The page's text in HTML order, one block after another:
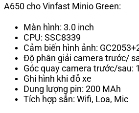
A650 cho Vinfast Minio Green:
Màn hình: 3.0 inch
CPU: SSC8339
Cảm biến hình ảnh:
Độ phân giải camera trước/
Góc quay camera trước/sau:
Ghi hình khi đỗ xe
Dung lượng pin: 200 MAh
Tích hợp sẳn: Wifi, Loa, Mic